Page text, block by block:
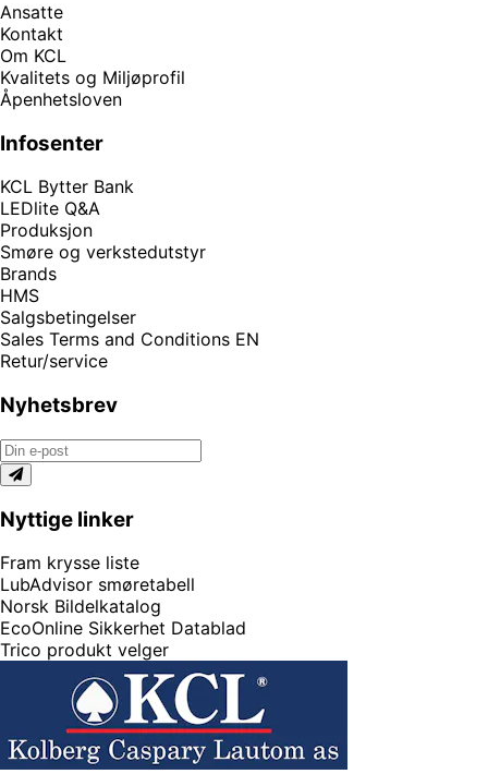
Ansatte
Kontakt
Om KCL
Kvalitets og Miljøprofil
Åpenhetsloven
Infosenter
KCL Bytter Bank
LEDlite Q&A
Produksjon
Smøre og verkstedutstyr
Brands
HMS
Salgsbetingelser
Sales Terms and Conditions EN
Retur/service
Nyhetsbrev
Nyttige linker
Fram krysse liste
LubAdvisor smøretabell
Norsk Bildelkatalog
EcoOnline Sikkerhet Datablad
Trico produkt velger